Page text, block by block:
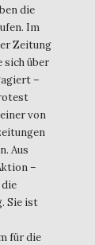
die
Im
Zeitung
sich über
–
von
Aus
–
Sie ist
für die